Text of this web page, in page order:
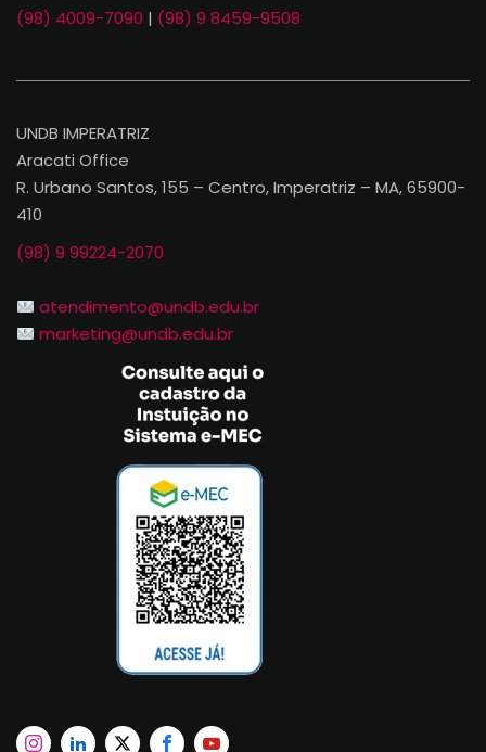
(98) 4009-7090 | (98) 9 8459-9508
UNDB IMPERATRIZ
Aracati Office
R. Urbano Santos, 155 – Centro, Imperatriz – MA, 65900-
410
(98) 9 99224-2070
atendimento@undb.edu.br
marketing@undb.edu.br